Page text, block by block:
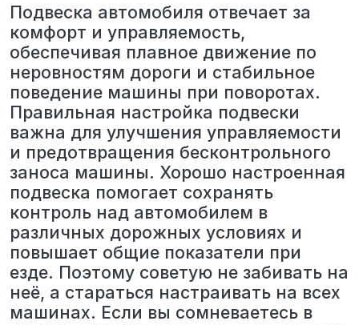
Подвеска автомобиля отвечает за
комфорт и управляемость,
обеспечивая плавное движение по
неровностям дороги и стабильное
поведение машины при поворотах.
Правильная настройка подвески
важна для улучшения управляемости
и предотвращения бесконтрольного
заноса машины. Хорошо настроенная
подвеска помогает сохранять
контроль над автомобилем в
различных дорожных условиях и
повышает общие показатели при
езде. Поэтому советую не забивать на
неё, а стараться настраивать на всех
машинах. Если вы сомневаетесь в